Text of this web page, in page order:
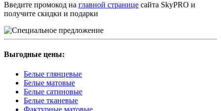
Введите промокод на главной странице сайта SkyPRO и
получите скидки и подарки
Выгодные цены:
Белые глянцевые
Белые матовые
Белые сатиновые
Белые тканевые
Фактурные матовые